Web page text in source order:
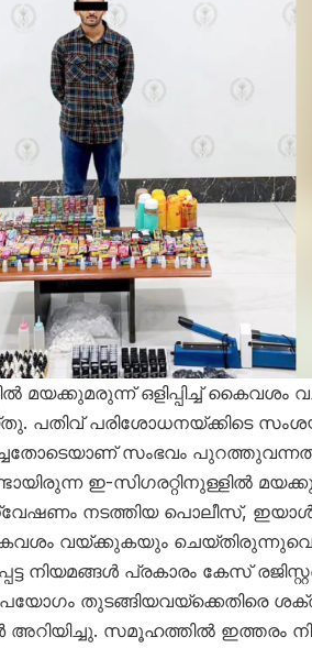
മയക്കുമരുന്ന് ഒളിപ്പിച്ച് കൈവശം
പതിവ് പരിശോധനയ്ക്കിടെ
സംഭവം
ഇ-സിഗരറ്റിനുള്ളിൽ
നടത്തിയ പൊലീസ്, ഇയാൾ
വയ്ക്കുകയും
നിയമങ്ങൾ പ്രകാരം കേസ്
തുടങ്ങിയവയ്‌ക്കെതിരെ
സമൂഹത്തിൽ ഇത്തരം